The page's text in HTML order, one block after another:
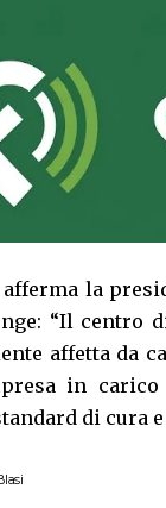
afferma la
“Il centro
affetta da
in
di cura